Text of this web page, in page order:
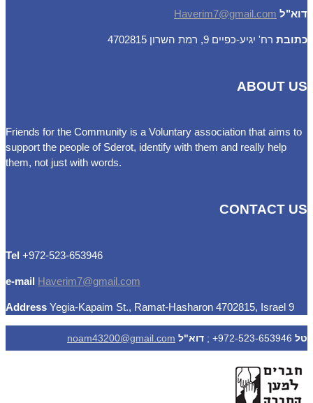
דוא"ל Haverim7@gmail.com
כתובת רח' יגיע-כפיים 9, רמת השרון 4702815
ABOUT US
Friends for the Community is a Voluntary association that aims to
support the people of Sderot, identify with them and really help
them, not just with words.
CONTACT US
972-523-653946+
Tel
e-mail Haverim7@gmail.com
9
Address Yegia-Kapaim St., Ramat-Hasharon 4702815, Israel
טל דוא"ל noam43200@gmail.com